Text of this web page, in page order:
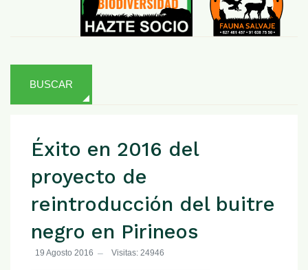
BUSCAR
Éxito en 2016 del
proyecto de
reintroducción del buitre
negro en Pirineos
19 Agosto 2016 Visitas: 24946